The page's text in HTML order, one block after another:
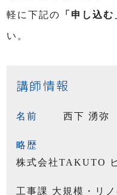
軽に下記の 「申し込む
い。
講師情報
名前 西下 湧弥
略歴
株式会社TAKUTO
工事課 大規模・リ